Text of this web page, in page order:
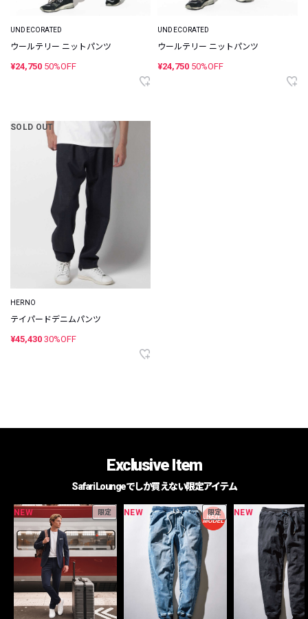
UNDECORATED
ウールテリー ニットパンツ
¥24,750 50%OFF
UNDECORATED
ウールテリー ニットパンツ
¥24,750 50%OFF
SOLD OUT
HERNO
テイパードデニムパンツ
¥45,430 30%OFF
Exclusive Item
Safari Loungeでしか買えない限定アイテム
NEW 限定 NEW 限定 NEW